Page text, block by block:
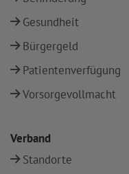
Gesundheit
Bürgergeld
Patientenverfügung
Vorsorgevollmacht
Verband
Standorte